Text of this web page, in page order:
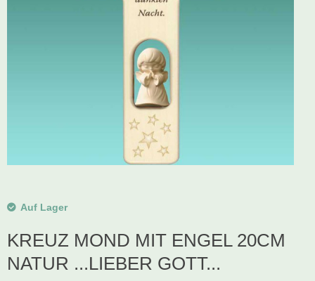
Auf Lager
KREUZ MOND MIT ENGEL 20CM
NATUR ...LIEBER GOTT...